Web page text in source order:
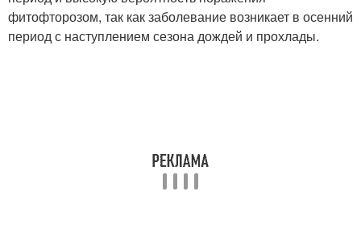
фитофторозом, так как заболевание возникает в осенний
период с наступлением сезона дождей и прохлады.